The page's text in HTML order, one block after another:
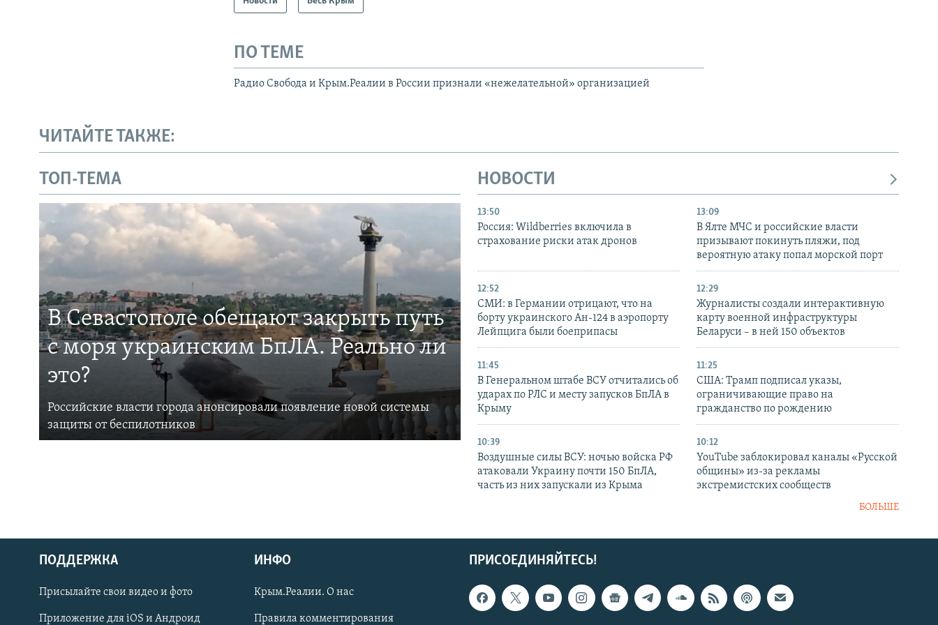
Українською
Qırımtatar
ПО ТЕМЕ
Радио Свобода и Крым.Реалии в России признали «нежелательной» организацией
ЧИТАЙТЕ ТАКЖЕ:
ТОП-ТЕМА
В Севастополе обещают закрыть путь
с моря украинским БпЛА. Реально ли
это?
Российские власти города анонсировали появление новой системы
защиты от беспилотников
НОВОСТИ
13:50
Россия: Wildberries включила в
страхование риски атак дронов
13:09
В Ялте МЧС и российские власти
призывают покинуть пляжи, под
вероятную атаку попал морской порт
12:52
СМИ: в Германии отрицают, что на
борту украинского Ан-124 в аэропорту
Лейпцига были боеприпасы
12:29
Журналисты создали интерактивную
карту военной инфраструктуры
Беларуси – в ней 150 объектов
11:45
В Генеральном штабе ВСУ отчитались об
ударах по РЛС и месту запусков БпЛА в
Крыму
11:25
США: Трамп подписал указы,
ограничивающие право на
гражданство по рождению
10:39
Воздушные силы ВСУ: ночью войска РФ
атаковали Украину почти 150 БпЛА,
часть из них запускали из Крыма
10:12
YouTube заблокировал каналы «Русской
общины» из-за рекламы
экстремистских сообществ
БОЛЬШЕ
ПРИСОЕДИНЯЙТЕСЬ!
ПОДДЕРЖКА
Присылайте свои видео и фото
Приложение для iOS и Андроид
ИНФО
Крым.Реалии. О нас
Правила комментирования